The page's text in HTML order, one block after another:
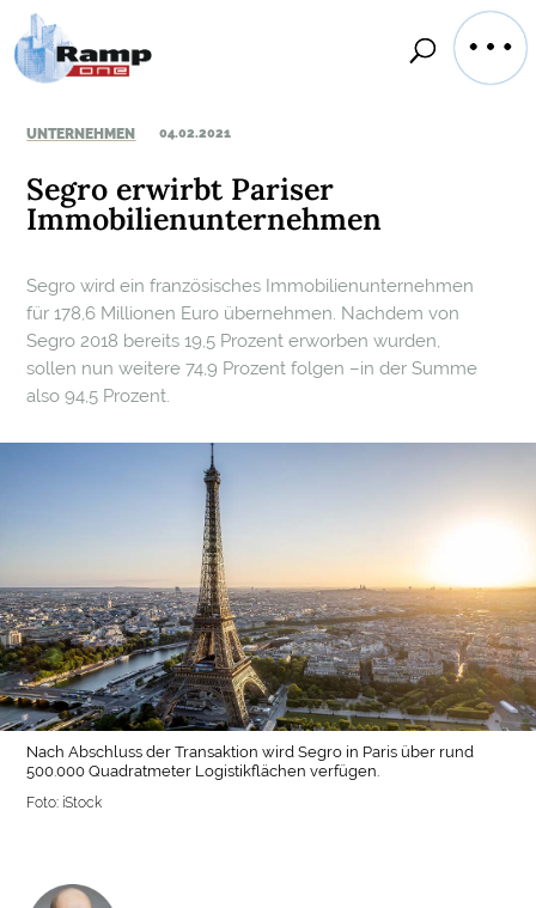
UNTERNEHMEN 04.02.2021
Segro erwirbt Pariser
Immobilienunternehmen
Segro wird ein französisches Immobilienunternehmen
für 178,6 Millionen Euro übernehmen. Nachdem von
Segro 2018 bereits 19,5 Prozent erworben wurden,
sollen nun weitere 74,9 Prozent folgen –in der Summe
also 94,5 Prozent.
Nach Abschluss der Transaktion wird Segro in Paris über rund
500.000 Quadratmeter Logistikflächen verfügen.
Foto: iStock